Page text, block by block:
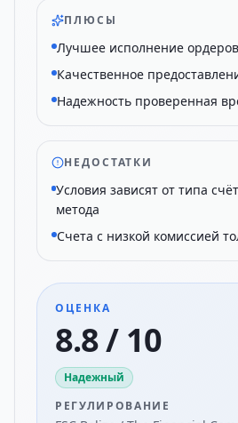
ПЛЮСЫ
Лучшее исполнение ордеров
Качественное
Надежность проверенная
НЕДОСТАТКИ
Условия зависят от типа
метода
Счета с низкой комиссией
ОЦЕНКА
8.8 / 10
Надежный
РЕГУЛИРОВАНИЕ